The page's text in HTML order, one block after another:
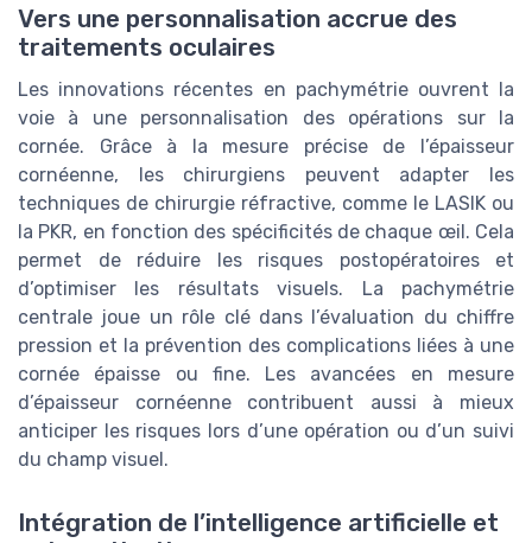
Vers une personnalisation accrue des
traitements oculaires
Les innovations récentes en pachymétrie ouvrent la
voie à une personnalisation des opérations sur la
cornée. Grâce à la mesure précise de l’épaisseur
cornéenne, les chirurgiens peuvent adapter les
techniques de chirurgie réfractive, comme le LASIK ou
la PKR, en fonction des spécificités de chaque œil. Cela
permet de réduire les risques postopératoires et
d’optimiser les résultats visuels. La pachymétrie
centrale joue un rôle clé dans l’évaluation du chiffre
pression et la prévention des complications liées à une
cornée épaisse ou fine. Les avancées en mesure
d’épaisseur cornéenne contribuent aussi à mieux
anticiper les risques lors d’une opération ou d’un suivi
du champ visuel.
Intégration de l’intelligence artificielle et